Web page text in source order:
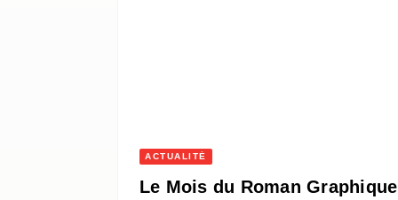
ACTUALITÉ
Le Mois du Roman Graphique